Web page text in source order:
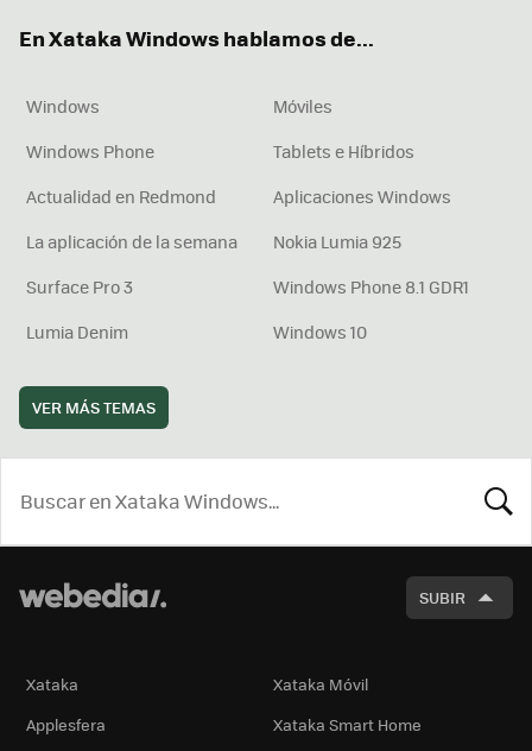
En Xataka Windows hablamos de...
Windows
Móviles
Windows Phone
Tablets e Híbridos
Actualidad en Redmond
Aplicaciones Windows
La aplicación de la semana
Nokia Lumia 925
Surface Pro 3
Windows Phone 8.1 GDR1
Lumia Denim
Windows 10
VER MÁS TEMAS
SUBIR
Xataka
Xataka Móvil
Applesfera
Xataka Smart Home